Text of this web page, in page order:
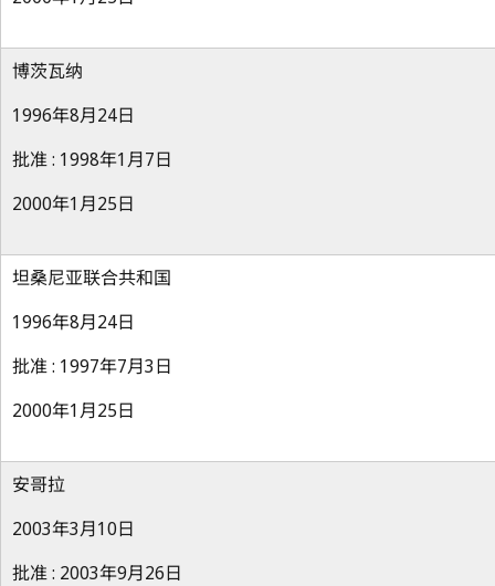
博茨瓦纳
1996年8月24日
批准 : 1998年1月7日
2000年1月25日
坦桑尼亚联合共和国
1996年8月24日
批准 : 1997年7月3日
2000年1月25日
安哥拉
2003年3月10日
批准 : 2003年9月26日